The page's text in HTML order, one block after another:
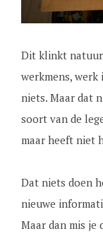
Dit klinkt
werkmens,
niets. Maar dat
soort van de
maar heeft niet
Dat niets doen
nieuwe
Maar dan mis je